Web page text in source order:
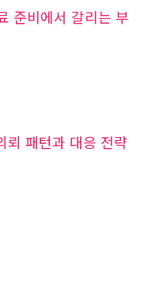
준비에서 갈리는 부
뢰 패턴과 대응 전략